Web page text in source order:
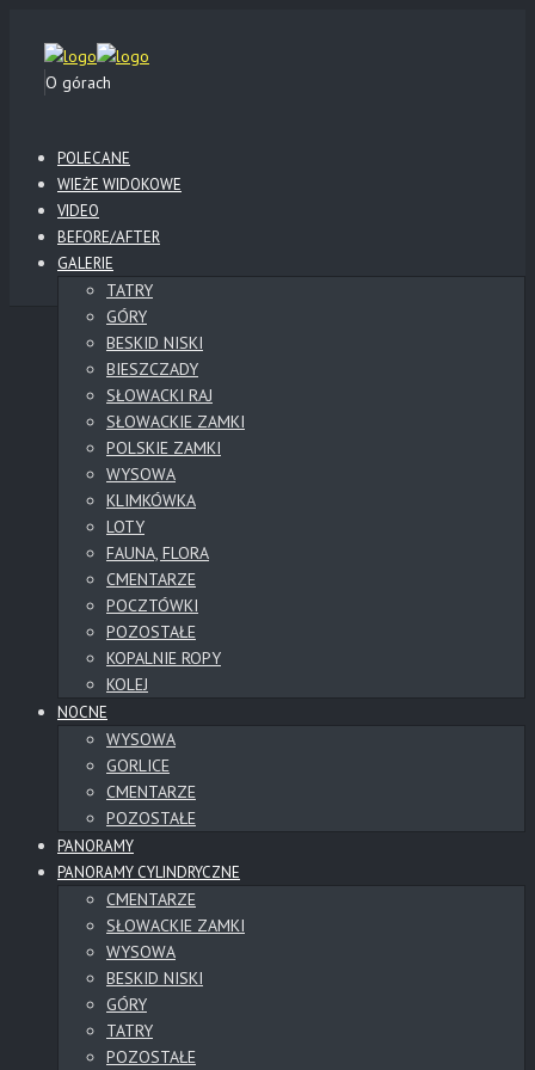
O górach
POLECANE
WIEŻE WIDOKOWE
VIDEO
BEFORE/AFTER
GALERIE
TATRY
GÓRY
BESKID NISKI
BIESZCZADY
SŁOWACKI RAJ
SŁOWACKIE ZAMKI
POLSKIE ZAMKI
WYSOWA
KLIMKÓWKA
LOTY
FAUNA, FLORA
CMENTARZE
POCZTÓWKI
POZOSTAŁE
KOPALNIE ROPY
KOLEJ
NOCNE
WYSOWA
GORLICE
CMENTARZE
POZOSTAŁE
PANORAMY
PANORAMY CYLINDRYCZNE
CMENTARZE
SŁOWACKIE ZAMKI
WYSOWA
BESKID NISKI
GÓRY
TATRY
POZOSTAŁE